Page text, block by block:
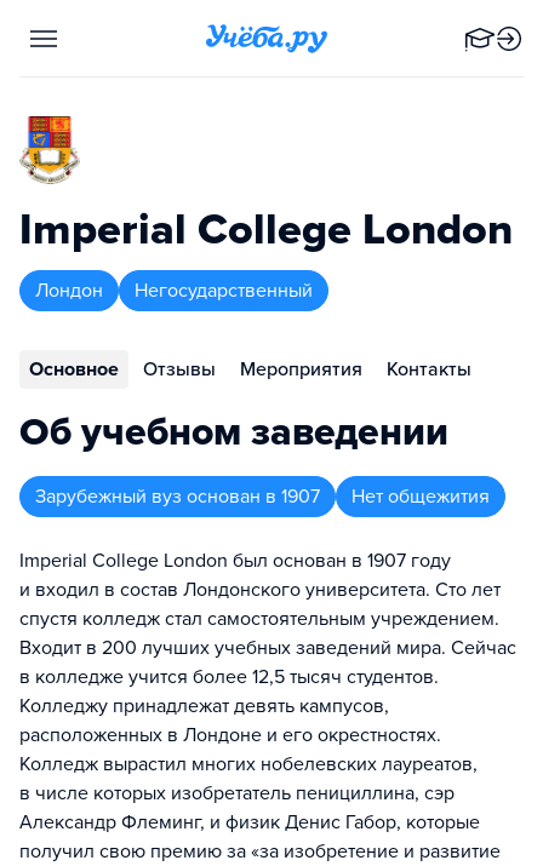
Imperial College London
Лондон Негосударственный
Основное Отзывы Мероприятия Контакты
Об учебном заведении
Зарубежный вуз основан в 1907 Нет общежития
Imperial College London был основан в 1907 году
и входил в состав Лондонского университета. Сто лет
спустя колледж стал самостоятельным учреждением.
Входит в 200 лучших учебных заведений мира. Сейчас
в колледже учится более 12,5 тысяч студентов.
Колледжу принадлежат девять кампусов,
расположенных в Лондоне и его окрестностях.
Колледж вырастил многих нобелевских лауреатов,
в числе которых изобретатель пенициллина, сэр
Александр Флеминг, и физик Денис Габор, которые
получил свою премию за «за изобретение и развитие